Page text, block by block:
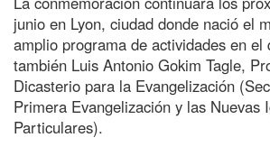
junio en Lyon, ciudad donde nació el
amplio programa de actividades en el
también Luis Antonio Gokim Tagle,
Dicasterio para la Evangelización
Primera Evangelización y las Nuevas
Particulares).